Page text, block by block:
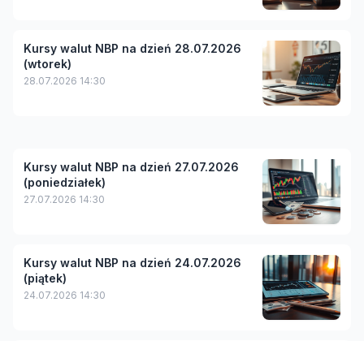
Kursy walut NBP na dzień 28.07.2026
(wtorek)
28.07.2026 14:30
Kursy walut NBP na dzień 27.07.2026
(poniedziałek)
27.07.2026 14:30
Kursy walut NBP na dzień 24.07.2026
(piątek)
24.07.2026 14:30